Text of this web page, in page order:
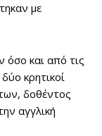
με
όσο και από τις
κρητικοί
δοθέντος
αγγλική